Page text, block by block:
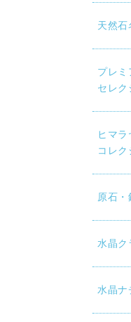
天然石
プレミ
セレク
ヒマラ
コレク
原石・
水晶ク
水晶ナ